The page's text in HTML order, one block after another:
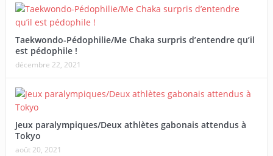
Taekwondo-Pédophilie/Me Chaka surpris d’entendre qu’il
est pédophile !
décembre 22, 2021
Jeux paralympiques/Deux athlètes gabonais attendus à
Tokyo
août 20, 2021